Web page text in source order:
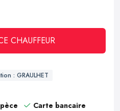
CHAUFFEUR
: GRAULHET
Carte bancaire